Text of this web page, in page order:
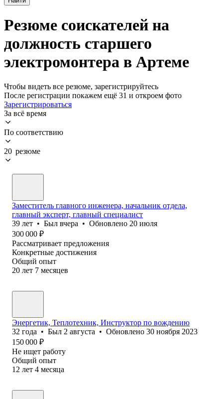
Резюме соискателей на
должность старшего
электромонтера в Артеме
Чтобы видеть все резюме, зарегистрируйтесь
После регистрации покажем ещё 31 и откроем фото
Зарегистрироваться
За всё время
По соответствию
20 резюме
Заместитель главного инженера, начальник отдела,
главный эксперт, главный специалист
39 лет • Был вчера • Обновлено 20 июля
300 000 ₽
Рассматривает предложения
Конкретные достижения
Общий опыт
20 лет 7 месяцев
Энергетик, Теплотехник, Инструктор по вождению
32 года • Был 2 августа • Обновлено 30 ноября 2023
150 000 ₽
Не ищет работу
Общий опыт
12 лет 4 месяца